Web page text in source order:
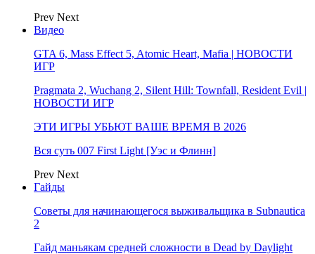
Prev Next
Видео
GTA 6, Mass Effect 5, Atomic Heart, Mafia | НОВОСТИ
ИГР
Pragmata 2, Wuchang 2, Silent Hill: Townfall, Resident Evil |
НОВОСТИ ИГР
ЭТИ ИГРЫ УБЬЮТ ВАШЕ ВРЕМЯ В 2026
Вся суть 007 First Light [Уэс и Флинн]
Prev Next
Гайды
Советы для начинающегося выживальщика в Subnautica
2
Гайд маньякам средней сложности в Dead by Daylight